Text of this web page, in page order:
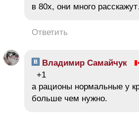
в 80х, они много
Ответить
Владимир Самайчук
+1
а рационы нормальные у
больше чем нужно.